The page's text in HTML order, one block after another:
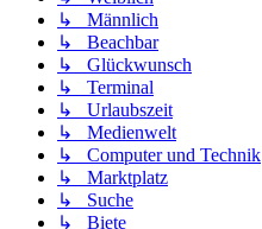
↳ Männlich
↳ Beachbar
↳ Glückwunsch
↳ Terminal
↳ Urlaubszeit
↳ Medienwelt
↳ Computer und Technik
↳ Marktplatz
↳ Suche
↳ Biete